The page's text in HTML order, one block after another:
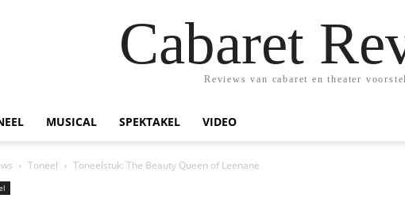
Cabaret
Reviews van cabaret en theater
MUSICAL SPEKTAKEL VIDEO
Toneel Toneelstuk: The Beauty Queen of Leenane